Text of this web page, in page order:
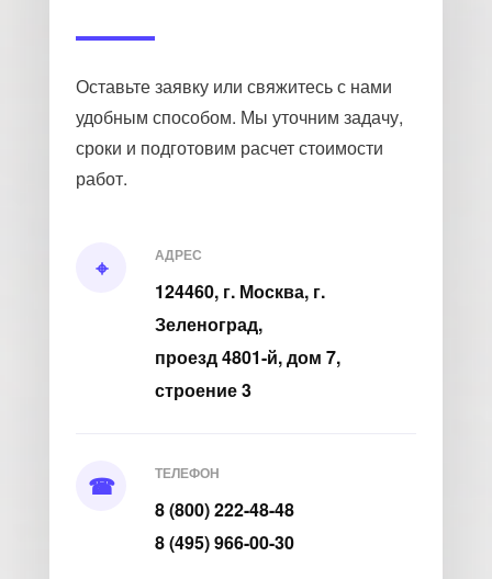
Оставьте заявку или свяжитесь с нами
удобным способом. Мы уточним задачу,
сроки и подготовим расчет стоимости
работ.
⌖ АДРЕС
124460, г. Москва, г.
Зеленоград,
проезд 4801-й, дом 7,
строение 3
☎ ТЕЛЕФОН
8 (800) 222-48-48
8 (495) 966-00-30